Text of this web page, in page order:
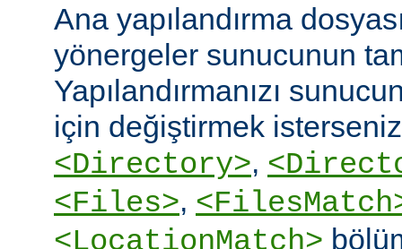
Ana yapılandırma
yönergeler sunucunun
Yapılandırmanızı
için değiştirmek
<Directory>,
<Files>,
<LocationMatch>